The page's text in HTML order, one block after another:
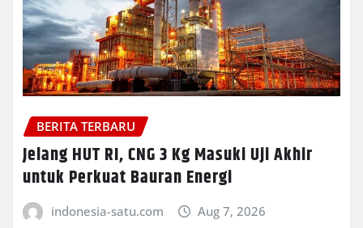
BERITA TERBARU
Jelang HUT RI, CNG 3 Kg Masuki Uji Akhir
untuk Perkuat Bauran Energi
indonesia-satu.com Aug 7, 2026